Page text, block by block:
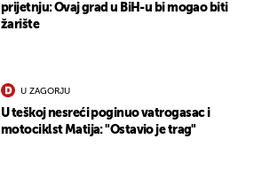
prijetnju: Ovaj grad u BiH-u bi mogao biti
žarište
U ZAGORJU
U teškoj nesreći poginuo vatrogasac i
motociklst Matija: "Ostavio je trag"